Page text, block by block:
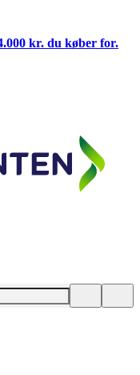
kr. du køber for.